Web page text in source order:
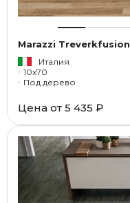
Marazzi Treverkfusion
Италия
10x70
Под дерево
Цена от 5 435 ₽